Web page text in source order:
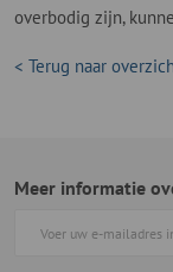
overbodig zijn,
< Terug naar
Meer informatie